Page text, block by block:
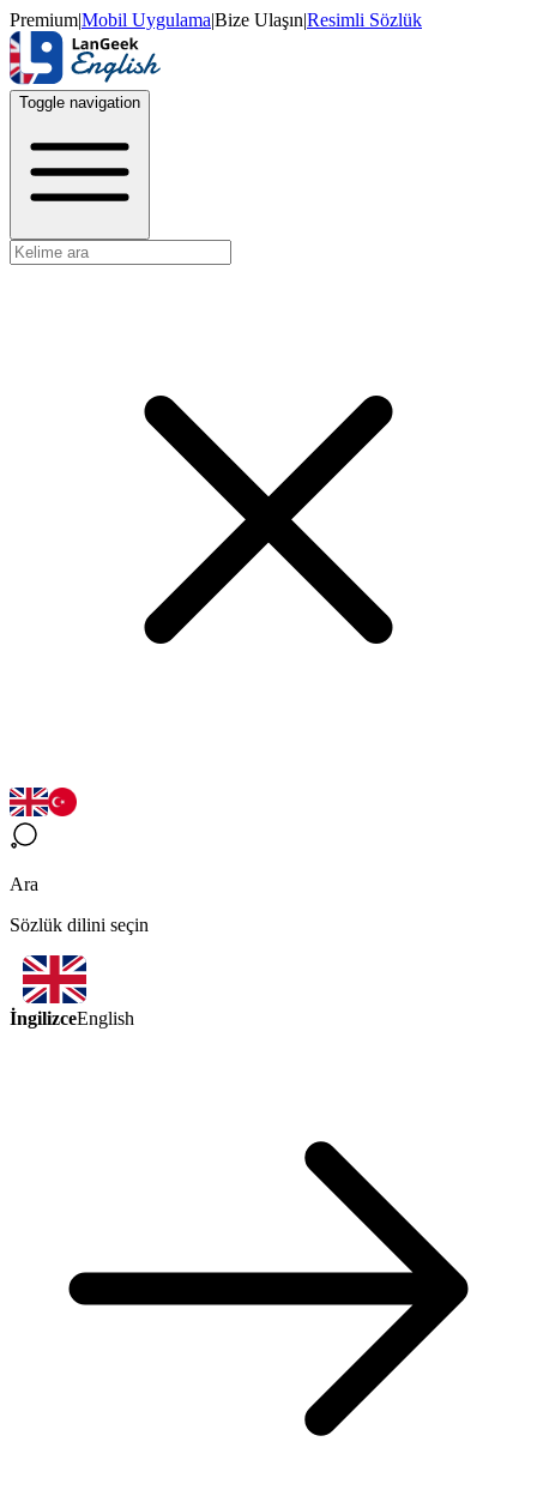
Premium|Mobil Uygulama|Bize Ulaşın|Resimli Sözlük
Toggle navigation
Ara
Sözlük dilini seçin
İngilizceEnglish